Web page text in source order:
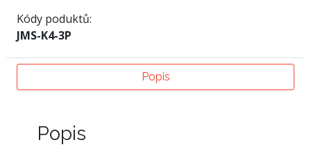
Kódy poduktů:
JMS-K4-3P
Popis
Popis